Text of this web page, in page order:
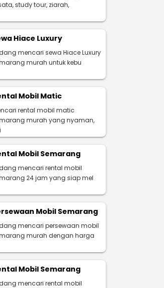
study tour, ziarah,
Hiace Luxury
mencari sewa Hiace Luxury
murah untuk kebu
Mobil Matic
rental mobil matic
murah yang nyaman,
Mobil Semarang
mencari rental mobil
24 jam yang siap mel
Mobil Semarang
mencari persewaan mobil
murah dengan harga
Mobil Semarang
mencari rental mobil